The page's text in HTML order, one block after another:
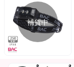
補貨中